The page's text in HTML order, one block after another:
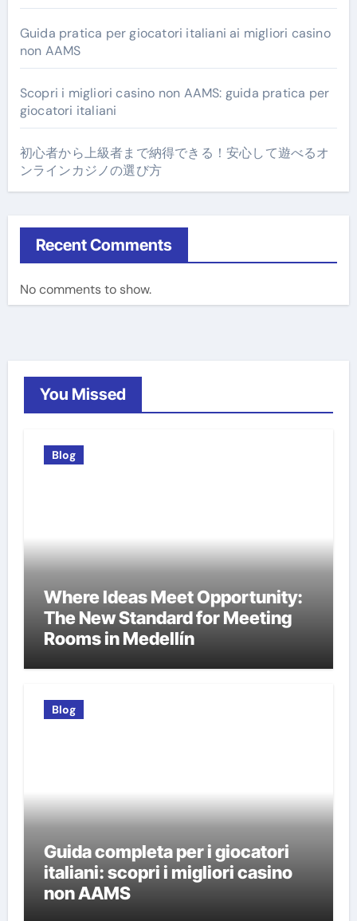
Guida pratica per giocatori italiani ai migliori casino
non AAMS
Scopri i migliori casino non AAMS: guida pratica per
giocatori italiani
初心者から上級者まで納得できる！安心して遊べるオ
ンラインカジノの選び方
Recent Comments
No comments to show.
You Missed
Blog
Where Ideas Meet Opportunity:
The New Standard for Meeting
Rooms in Medellín
Blog
Guida completa per i giocatori
italiani: scopri i migliori casino
non AAMS